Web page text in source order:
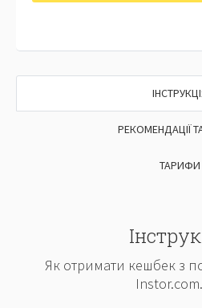
РЕКОМЕНДАЦІЇ
ТАРИФИ
Як отримати кешбек з